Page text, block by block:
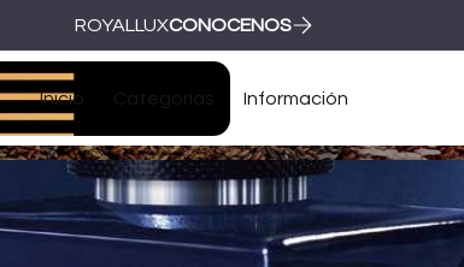
ROYALLUXCONOCENOS
Inicio
Información